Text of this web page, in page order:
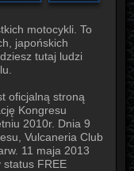
motocykli. To
japońskich
tutaj ludzi
oficjalną stroną
Kongresu
2010r. Dnia 9
Vulcaneria Club
11 maja 2013
status FREE